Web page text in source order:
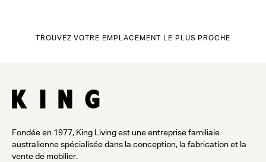
TROUVEZ VOTRE EMPLACEMENT LE PLUS PROCHE
Fondée en 1977, King Living est une entreprise familiale
australienne spécialisée dans la conception, la fabrication et la
vente de mobilier.